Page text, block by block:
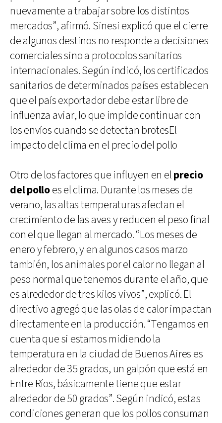
nuevamente a trabajar sobre los distintos
mercados”, afirmó. Sinesi explicó que el cierre
de algunos destinos no responde a decisiones
comerciales sino a protocolos sanitarios
internacionales. Según indicó, los certificados
sanitarios de determinados países establecen
que el país exportador debe estar libre de
influenza aviar, lo que impide continuar con
los envíos cuando se detectan brotesEl
impacto del clima en el precio del pollo
Otro de los factores que influyen en elprecio
del polloes el clima. Durante los meses de
verano, las altas temperaturas afectan el
crecimiento de las aves y reducen el peso final
con el que llegan al mercado. “Los meses de
enero y febrero, y en algunos casos marzo
también, los animales por el calor no llegan al
peso normal que tenemos durante el año, que
es alrededor de tres kilos vivos”, explicó. El
directivo agregó que las olas de calor impactan
directamente en la producción. “Tengamos en
cuenta que si estamos midiendo la
temperatura en la ciudad de Buenos Aires es
alrededor de 35 grados, un galpón que está en
Entre Ríos, básicamente tiene que estar
alrededor de 50 grados”. Según indicó, estas
condiciones generan que los pollos consuman